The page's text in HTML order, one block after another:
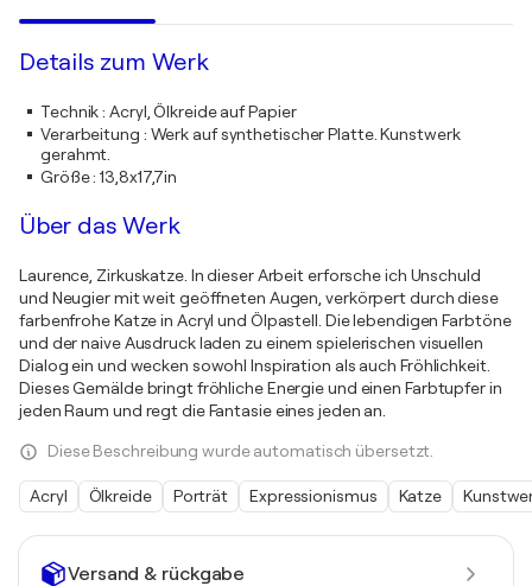
Versand & rückgabe
Details zum Werk
Technik:Acryl, Ölkreide auf Papier
Verarbeitung : Werk auf synthetischer Platte. Kunstwerk
gerahmt.
Größe:13,8x17,7in
Über das Werk
Laurence, Zirkuskatze. In dieser Arbeit erforsche ich Unschuld
und Neugier mit weit geöffneten Augen, verkörpert durch diese
farbenfrohe Katze in Acryl und Ölpastell. Die lebendigen Farbtöne
und der naive Ausdruck laden zu einem spielerischen visuellen
Dialog ein und wecken sowohl Inspiration als auch Fröhlichkeit.
Dieses Gemälde bringt fröhliche Energie und einen Farbtupfer in
jeden Raum und regt die Fantasie eines jeden an.
Diese Beschreibung wurde automatisch übersetzt.
Acryl Ölkreide Porträt Expressionismus Katze